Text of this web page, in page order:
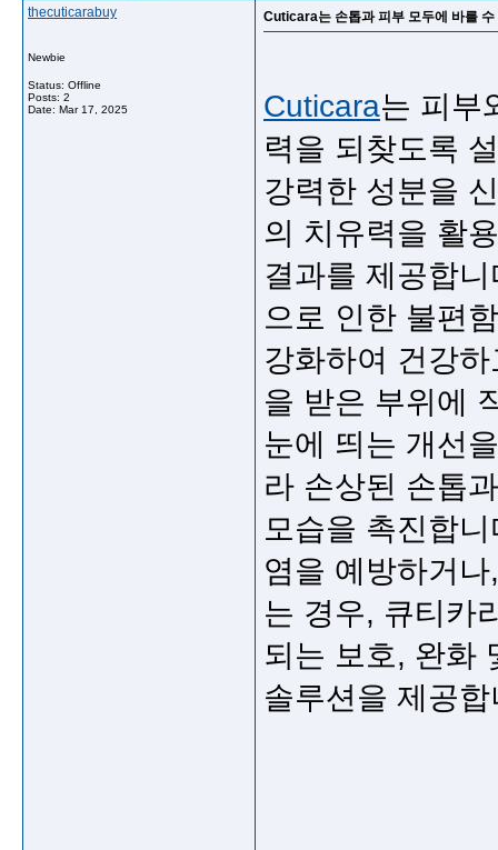
thecuticarabuy
Newbie
Status: Offline
Posts: 2
Date: Mar 17, 2025
Cuticara는 손톱과 피부 모두에 바를 수
Cuticara는 피부
력을 되찾도록
강력한 성분을
의 치유력을 활
결과를 제공합니
으로 인한 불편
강화하여 건강하
을 받은 부위에
눈에
띄는 개선을
라 손상된 손톱과
모습을 촉진합니
염을 예방하거나
는 경우, 큐티카
되는 보호, 완화
솔루션을 제공합